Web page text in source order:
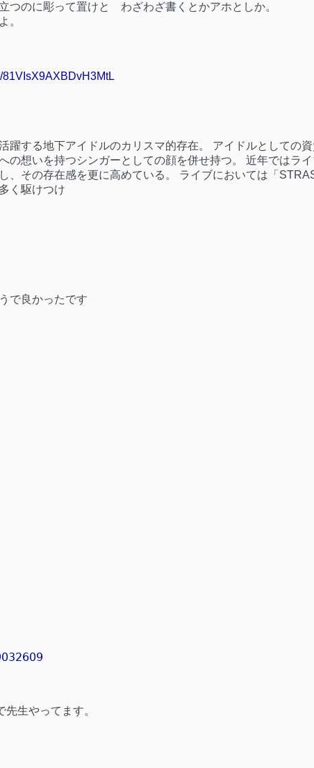
つのに彫って置けと わざわざ書くとかアホとしか。
。
81VIsX9AXBDvH3MtL
躍する地下アイドルのカリスマ的存在。 アイドルとしての
の想いを持つシンガーとしての顔を併せ持つ。 近年ではラ
、その存在感を更に高めている。 ライブにおいては「
く駆けつけ
で良かったです
生やってます。